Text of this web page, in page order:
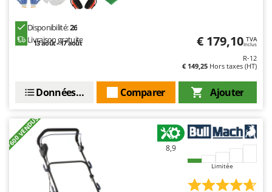
Disponibilité:26
Livraison gratuite
13 août - 17 août € 179,10 TVA
Inclus
R-12
€ 149,25 Hors taxes (HT)
Ajouter
Comparer
Données techniques
+600 VENDUS 8,9
Limitée